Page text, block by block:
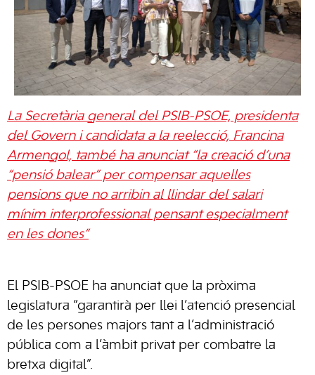
La Secretària general del PSIB-PSOE, presidenta
del Govern i candidata a la reelecció, Francina
Armengol, també ha anunciat “la creació d’una
“pensió balear” per compensar aquelles
pensions que no arribin al llindar del salari
mínim interprofessional pensant especialment
en les dones”
El PSIB-PSOE ha anunciat que la pròxima
legislatura “garantirà per llei l’atenció presencial
de les persones majors tant a l’administració
pública com a l’àmbit privat per combatre la
bretxa digital”.